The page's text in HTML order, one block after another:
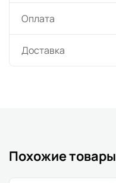
Оплата
Доставка
Похожие товары